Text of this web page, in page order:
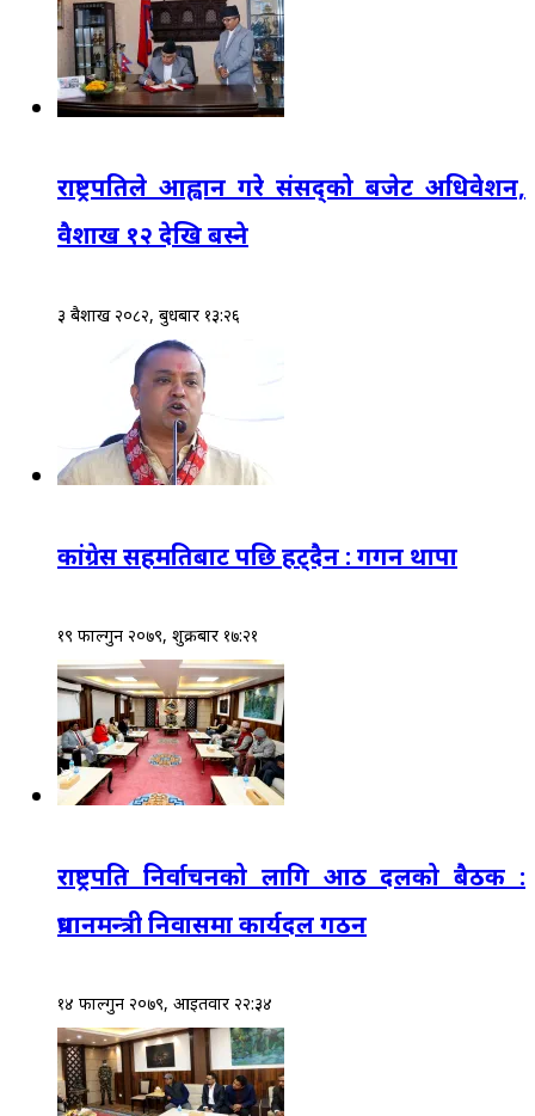
राष्ट्रपतिले आह्वान गरे संसद्‌को बजेट अधिवेशन,
वैशाख १२ देखि बस्ने
३ बैशाख २०८२, बुधबार १३:२६
कांग्रेस सहमतिबाट पछि हट्दैन : गगन थापा
१९ फाल्गुन २०७९, शुक्रबार १७:२१
राष्ट्रपति निर्वाचनको लागि आठ दलको बैठक :
प्रधानमन्त्री निवासमा कार्यदल गठन
१४ फाल्गुन २०७९, आईतवार २२:३४